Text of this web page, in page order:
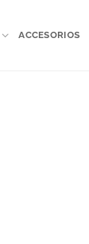
ACCESORIOS